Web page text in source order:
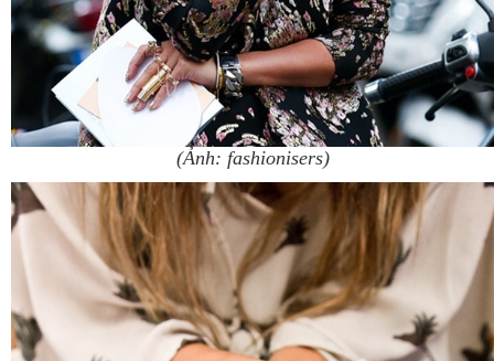
(Ảnh: fashionisers)